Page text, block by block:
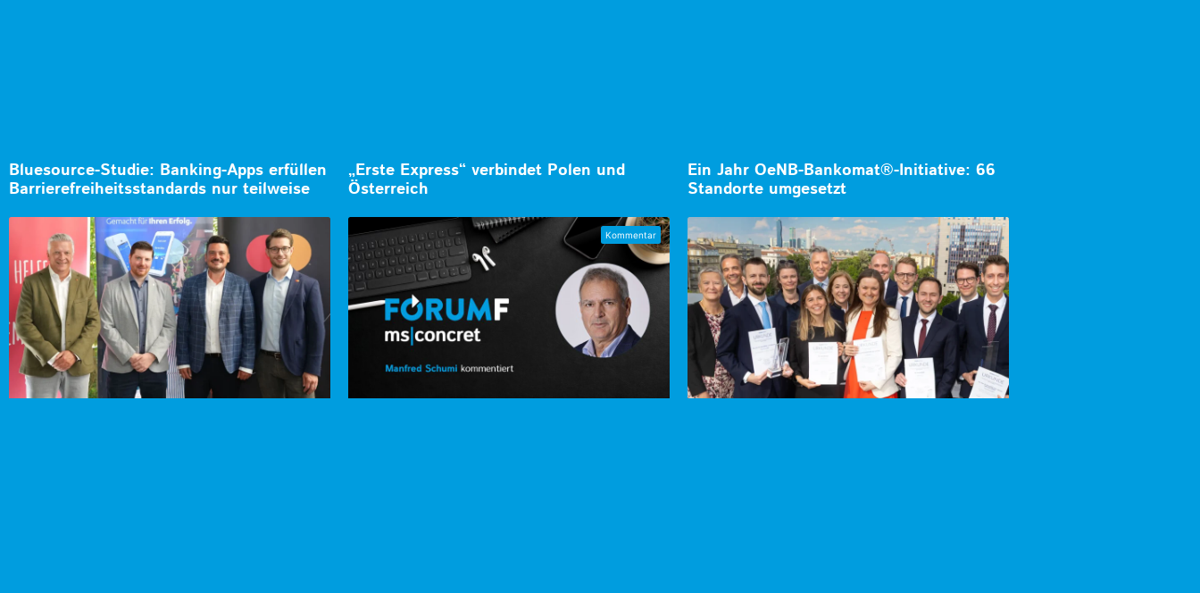
Bluesource-Studie: Banking-Apps erfüllen
Barrierefreiheitsstandards nur teilweise
„Erste Express“ verbindet Polen und
Österreich
Ein Jahr OeNB-Bankomat®-Initiative: 66
Standorte umgesetzt